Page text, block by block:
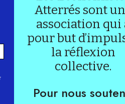
Atterrés sont
association qui
pour but
la réflexion
collective.
Pour nous